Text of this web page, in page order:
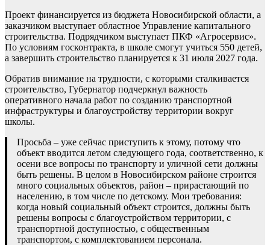
Проект финансируется из бюджета Новосибирской области, а
заказчиком выступает областное Управление капитального
строительства. Подрядчиком выступает ПКФ «Агросервис».
По условиям госконтракта, в школе смогут учиться 550 детей,
а завершить строительство планируется к 31 июля 2027 года.
Обратив внимание на трудности, с которыми сталкивается
строительство, Губернатор подчеркнул важность
оперативного начала работ по созданию транспортной
инфраструктуры и благоустройству территории вокруг
школы.
Просьба – уже сейчас приступить к этому, потому что
объект вводится летом следующего года, соответственно, к
осени все вопросы по транспорту и уличной сети должны
быть решены. В целом в Новосибирском районе строится
много социальных объектов, район – прирастающий по
населению, в том числе по детскому. Мои требования:
когда новый социальный объект строится, должны быть
решены вопросы с благоустройством территории, с
транспортной доступностью, с общественным
транспортом, с комплектованием персонала.